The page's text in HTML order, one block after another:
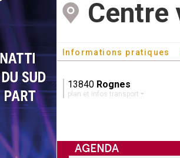
Centre
Informations pratiques
13840 Rognes
plan et infos transport
AGENDA